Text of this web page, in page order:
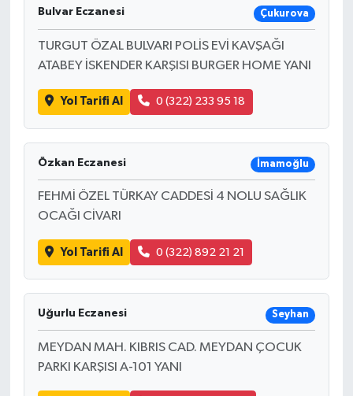
Bulvar Eczanesi Çukurova
TURGUT ÖZAL BULVARI POLİS EVİ KAVŞAĞI
ATABEY İSKENDER KARŞISI BURGER HOME YANI
Yol Tarifi Al 0 (322) 233 95 18
Özkan Eczanesi İmamoğlu
FEHMİ ÖZEL TÜRKAY CADDESİ 4 NOLU SAĞLIK
OCAĞI CİVARI
Yol Tarifi Al 0 (322) 892 21 21
Uğurlu Eczanesi Seyhan
MEYDAN MAH. KIBRIS CAD. MEYDAN ÇOCUK
PARKI KARŞISI A-101 YANI